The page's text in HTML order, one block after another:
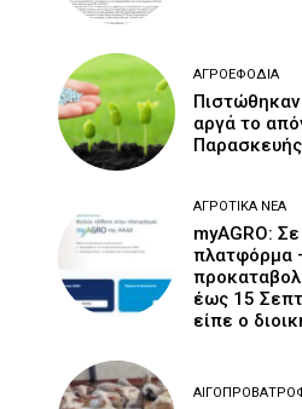
ΑΓΡΟΕΦΌΔΙΑ
αργά το
ΑΓΡΟΤΙΚΆ ΝΈΑ
myAGRO:
πλατφόρμα
έως 15
είπε ο